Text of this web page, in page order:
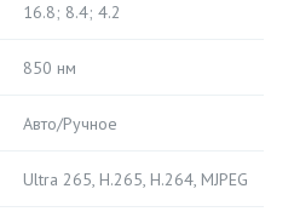
16.8; 8.4; 4.2
850 нм
Авто/Ручное
Ultra 265, H.265, H.264, MJPEG